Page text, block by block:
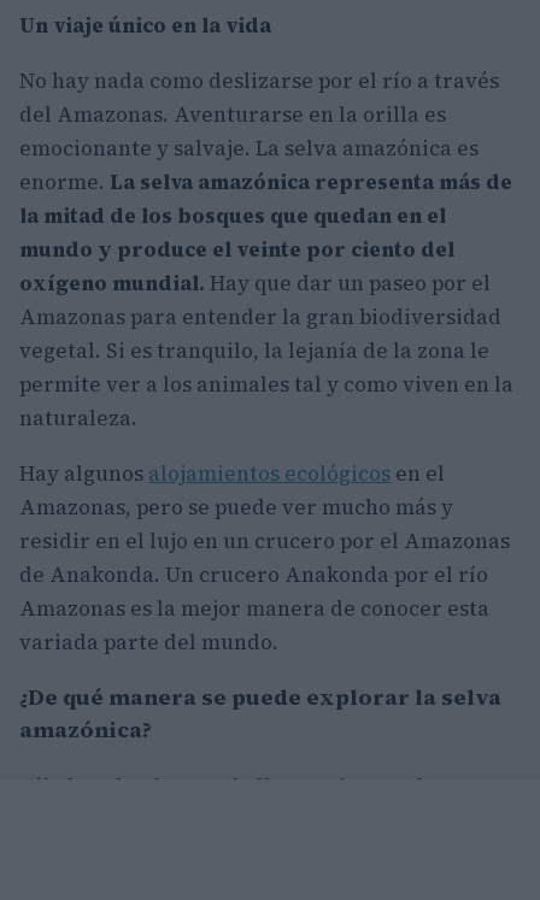
Un viaje único en la vida
No hay nada como deslizarse por el río a través
del Amazonas. Aventurarse en la orilla es
emocionante y salvaje. La selva amazónica es
enorme. La selva amazónica representa más de
la mitad de los bosques que quedan en el
mundo y produce el veinte por ciento del
oxígeno mundial. Hay que dar un paseo por el
Amazonas para entender la gran biodiversidad
vegetal. Si es tranquilo, la lejanía de la zona le
permite ver a los animales tal y como viven en la
naturaleza.
Hay algunos alojamientos ecológicos en el
Amazonas, pero se puede ver mucho más y
residir en el lujo en un crucero por el Amazonas
de Anakonda. Un crucero Anakonda por el río
Amazonas es la mejor manera de conocer esta
variada parte del mundo.
¿De qué manera se puede explorar la selva
amazónica?
Sólo hay dos formas de llegar a las muchas zonas